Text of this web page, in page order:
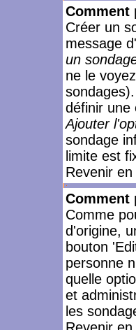
Comment
Créer un
message
un
ne le
définir une
Ajouter
sondage
limite est
Revenir
Comment
Comme
d'origine,
bouton
personne
quelle
et
les